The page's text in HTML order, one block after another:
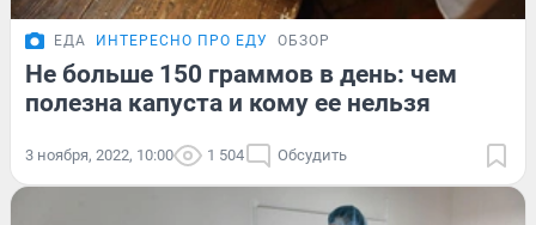
ЕДА ИНТЕРЕСНО ПРО ЕДУ ОБЗОР
Не больше 150 граммов в день: чем
полезна капуста и кому ее нельзя
3 ноября, 2022, 10:00 1 504 Обсудить